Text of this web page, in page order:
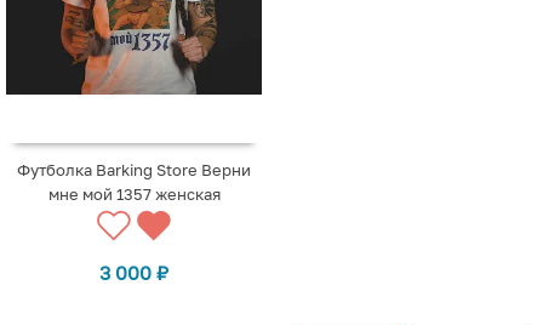
Футболка Barking Store Верни
мне мой 1357 женская
3 000 ₽